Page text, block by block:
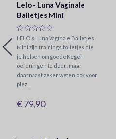
Lelo - Luna Vaginale
Balletjes Mini
LELO's Luna Vaginale Balletjes
Mini zijn trainings balletjes die
je helpen om goede Kegel-
oefeningen te doen, maar
daarnaast zeker weten ook voor
plez..
€ 79,90